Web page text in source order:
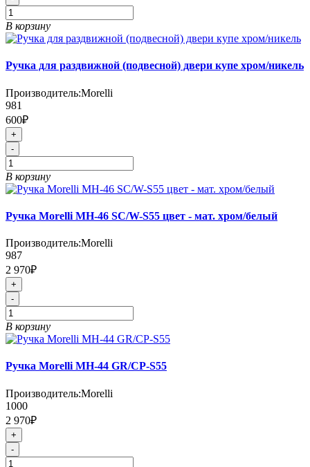
В корзину
Ручка для раздвижной (подвесной) двери купе хром/никель
Производитель:Morelli
981
600₽
+
-
В корзину
Ручка Morelli MH-46 SC/W-S55 цвет - мат. хром/белый
Производитель:Morelli
987
2 970₽
+
-
В корзину
Ручка Morelli MH-44 GR/CP-S55
Производитель:Morelli
1000
2 970₽
+
-